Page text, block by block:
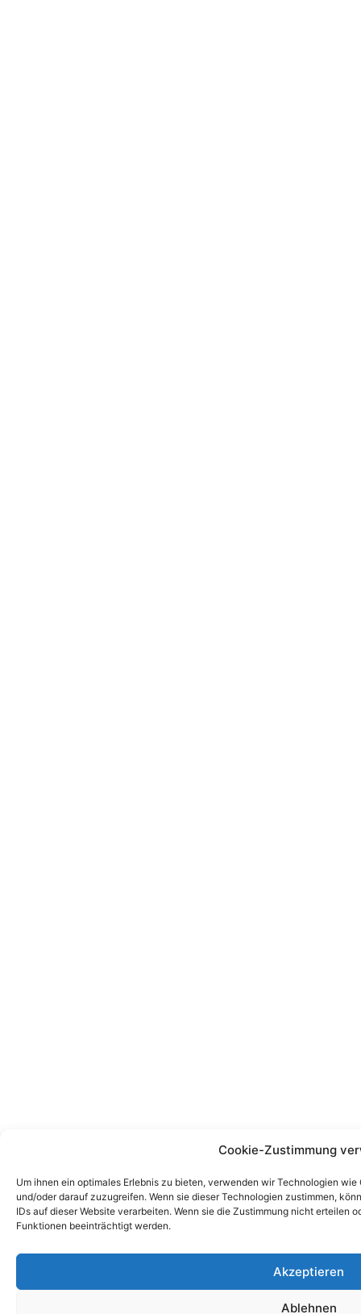
Cookie-Zustimmung
Um ihnen ein optimales Erlebnis zu bieten, verwenden wir Technologien
und/oder darauf zuzugreifen. Wenn sie dieser Technologien zustimmen,
IDs auf dieser Website verarbeiten. Wenn sie die Zustimmung nicht erteilen
Funktionen beeinträchtigt werden.
Akzeptieren
Ablehnen